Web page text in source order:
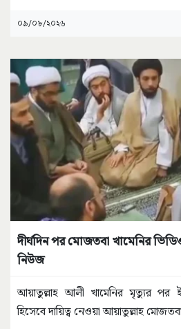
০৯/০৮/২০২৬
দীর্ঘদিন পর মোজতবা খামেনির
নিউজ
আয়াতুল্লাহ আলী খামেনির মৃত্যুর পর
হিসেবে দায়িত্ব নেওয়া আয়াতুল্লাহ